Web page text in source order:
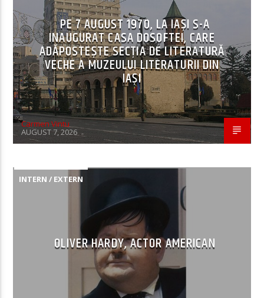
PE 7 AUGUST 1970, LA IAŞI S-A
INAUGURAT CASA DOSOFTEI, CARE
ADĂPOSTEŞTE SECŢIA DE LITERATURĂ
VECHE A MUZEULUI LITERATURII DIN
IAŞI
Carmen Vintu
AUGUST 7, 2026
INTERN / EXTERN
OLIVER HARDY, ACTOR AMERICAN